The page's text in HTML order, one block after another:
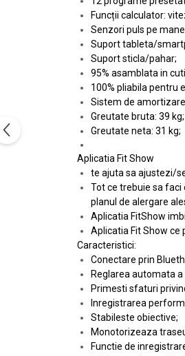
Funcții calculator:
Senzori puls pe
Suport tableta/
Suport sticla/pahar;
95% asamblata in
100% pliabila pentru
Sistem de
Greutate bruta: 39 kg;
Greutate neta: 31 kg;
Aplicatia Fit Show
te ajuta sa ajustezi/
Tot ce trebuie sa
planul de alergare
Aplicatia FitShow
Aplicatia Fit Show ce
Caracteristici:
Conectare prin
Reglarea automata a
Primesti sfaturi
Inregistrarea
Stabileste obiective;
Monotorizeaza
Functie de